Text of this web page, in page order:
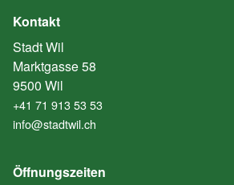
Kontakt
Stadt Wil
Marktgasse 58
9500 Wil
+41 71 913 53 53
info@stadtwil.ch
Öffnungszeiten